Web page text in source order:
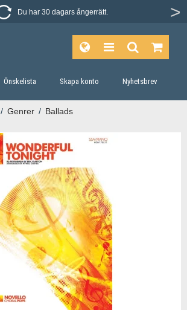
Du har 30 dagars ångerrätt.
Önskelista Skapa konto Nyhetsbrev
/ Genrer / Ballads